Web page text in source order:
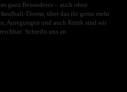
ganz Besonderes – auch ohne
Thema, über das ihr gerne mehr
Anregungen und auch Kritik sind wir
Schreibt uns an